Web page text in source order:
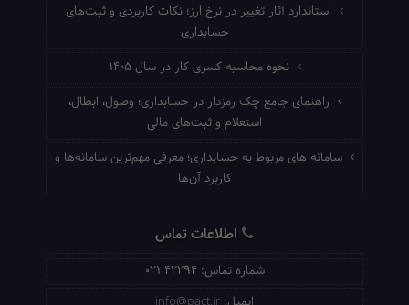
استاندارد آثار تغییر در نرخ ارز؛ نکات کاربردی و ثبت‌های
حسابداری
نحوه محاسبه کسری کار در سال ۱۴۰۵
راهنمای جامع چک رمزدار در حسابداری؛ وصول، ابطال،
استعلام و ثبت‌های مالی
سامانه های مربوط به حسابداری؛ معرفی مهم‌ترین سامانه‌ها و
کاربرد آن‌ها
اطلاعات تماس
شماره تماس: 021 42294
info@pact.ir